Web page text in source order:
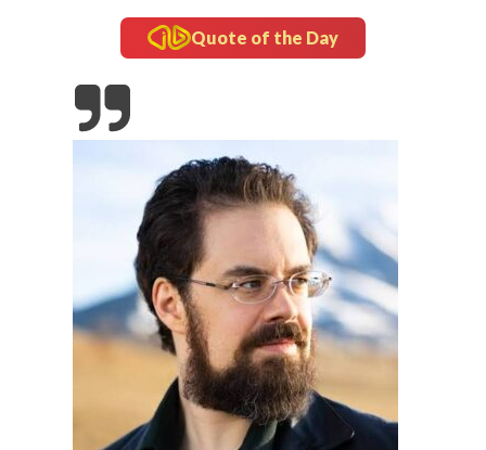
Quote of the Day